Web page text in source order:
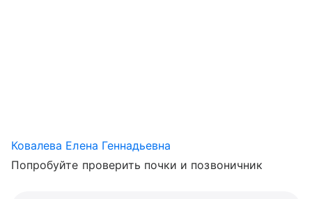
Ковалева Елена Геннадьевна
Попробуйте проверить почки и позвоничник